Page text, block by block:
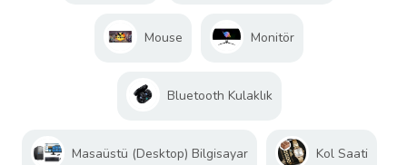
Mouse Monitör
Bluetooth Kulaklık
Masaüstü (Desktop) Bilgisayar Kol Saati